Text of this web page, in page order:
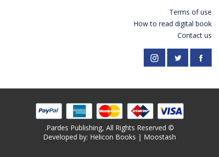
Terms of use
How to read digital book
Contact us
Facebook
https://twitter.com/PardesPublish
Instagram
© Pardes Publishing, All Rights Reserved.
Developed by: ׁHelicon Books | Moostash